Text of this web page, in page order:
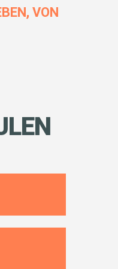
VON